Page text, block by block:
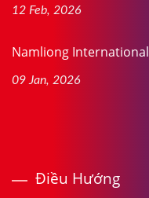
12 Feb, 2026
Namliong
09 Jan, 2026
Điều Hướng